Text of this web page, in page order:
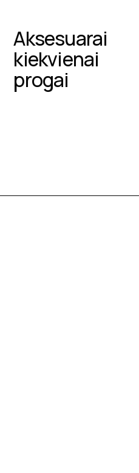
Aksesuarai
kiekvienai
progai